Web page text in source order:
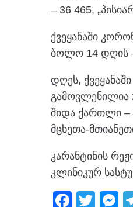
– 36 465,
ქვეყანაში
ბოლო 14 დღის
დღეს,
გამოვლენილია
შიდა ქართლი –
მცხეთა-
კარანტინის
კლინიკურ
F
T